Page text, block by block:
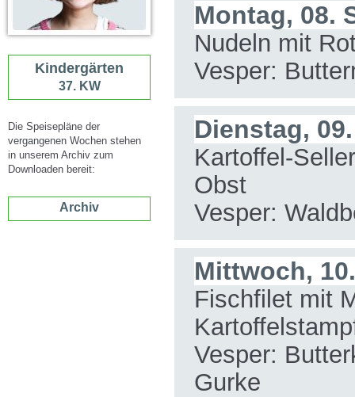
Kindergärten
37. KW
Die Speisepläne der
vergangenen Wochen stehen
in unserem Archiv zum
Downloaden bereit:
Archiv
Montag, 08.
Nudeln mit
Vesper:
Dienstag,
Kartoffel-
Obst
Vesper:
Mittwoch,
Fischfilet mit
Vesper:
Gurke